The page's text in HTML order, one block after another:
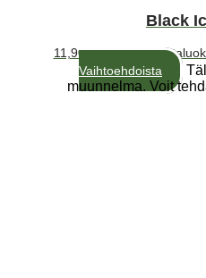
Black
11,90€ – 17,90€
Vaihtoehdoista
muunnelma. Voit